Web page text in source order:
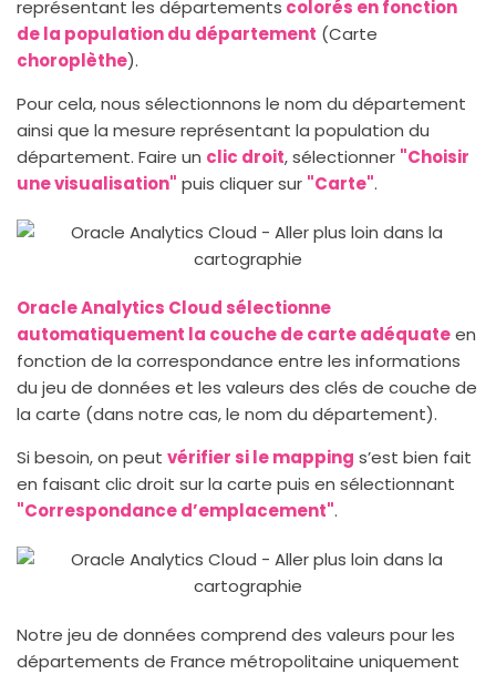
représentant les départements colorés en fonction
de la population du département (Carte
choroplèthe).
Pour cela, nous sélectionnons le nom du département
ainsi que la mesure représentant la population du
département. Faire un clic droit, sélectionner "Choisir
une visualisation" puis cliquer sur "Carte".
Oracle Analytics Cloud sélectionne
automatiquement la couche de carte adéquateen
fonction de la correspondance entre les informations
du jeu de données et les valeurs des clés de couche de
la carte (dans notre cas, le nom du département).
Si besoin, on peut vérifier si le mapping s’est bien fait
en faisant clic droit sur la carte puis en sélectionnant
"Correspondance d’emplacement".
Notre jeu de données comprend des valeurs pour les
départements de France métropolitaine uniquement